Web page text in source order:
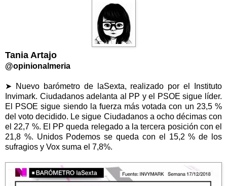
Tania Artajo
@opinionalmeria
➤ Nuevo barómetro de laSexta, realizado por el Instituto
Invimark. Ciudadanos adelanta al PP y el PSOE sigue líder.
El PSOE sigue siendo la fuerza más votada con un 23,5 %
del voto decidido. Le sigue Ciudadanos a ocho décimas con
el 22,7 %. El PP queda relegado a la tercera posición con el
21,8 %. Unidos Podemos se queda con el 15,2 % de los
sufragios y Vox suma el 7,8%.